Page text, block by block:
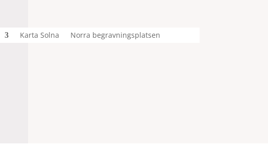
Karta Solna Norra begravningsplatsen